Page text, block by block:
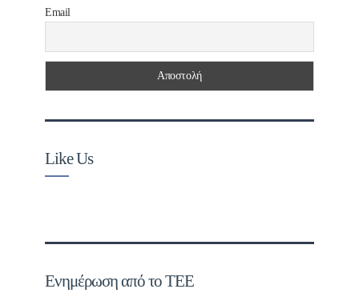
Email
Like Us
Ενημέρωση από το ΤΕΕ